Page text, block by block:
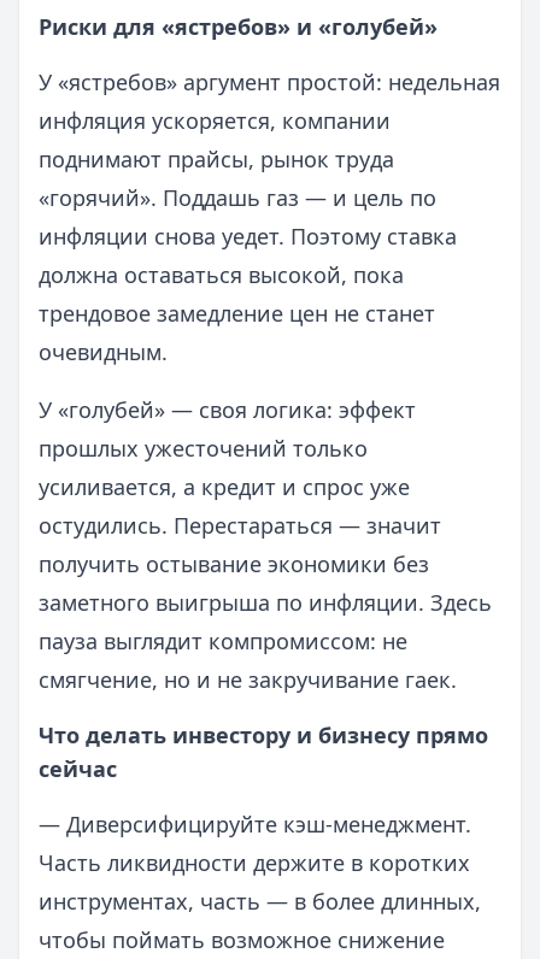
Риски для «ястребов» и «голубей»
У «ястребов» аргумент простой: недельная
инфляция ускоряется, компании
поднимают прайсы, рынок труда
«горячий». Поддашь газ — и цель по
инфляции снова уедет. Поэтому ставка
должна оставаться высокой, пока
трендовое замедление цен не станет
очевидным.
У «голубей» — своя логика: эффект
прошлых ужесточений только
усиливается, а кредит и спрос уже
остудились. Перестараться — значит
получить остывание экономики без
заметного выигрыша по инфляции. Здесь
пауза выглядит компромиссом: не
смягчение, но и не закручивание гаек.
Что делать инвестору и бизнесу прямо
сейчас
— Диверсифицируйте кэш‑менеджмент.
Часть ликвидности держите в коротких
инструментах, часть — в более длинных,
чтобы поймать возможное снижение